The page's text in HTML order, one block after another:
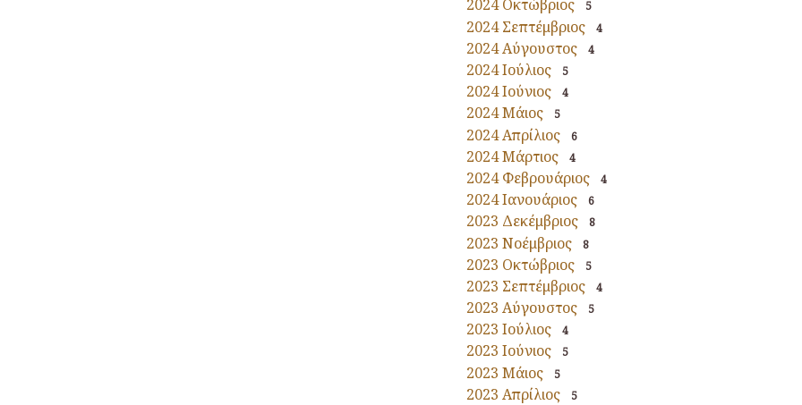
2024 Οκτώβριος 5
2024 Σεπτέμβριος 4
2024 Αύγουστος 4
2024 Ιούλιος 5
2024 Ιούνιος 4
2024 Μάιος 5
2024 Απρίλιος 6
2024 Μάρτιος 4
2024 Φεβρουάριος 4
2024 Ιανουάριος 6
2023 Δεκέμβριος 8
2023 Νοέμβριος 8
2023 Οκτώβριος 5
2023 Σεπτέμβριος 4
2023 Αύγουστος 5
2023 Ιούλιος 4
2023 Ιούνιος 5
2023 Μάιος 5
2023 Απρίλιος 5